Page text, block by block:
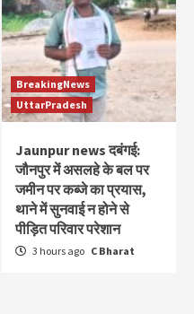
BreakingNews
UttarPradesh
Jaunpur news दबंगई:
जौनपुर में असलहे के बल पर
जमीन पर कब्जे का प्रयास,
थाने में सुनवाई न होने से
पीड़ित परिवार परेशान
3 hours ago C Bharat